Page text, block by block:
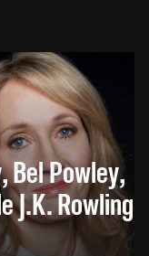
Bel Powley,
J.K. Rowling